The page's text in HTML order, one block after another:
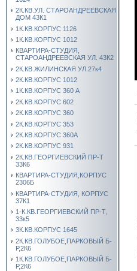
2К.КВ.УЛ. СТАРОАНДРЕЕВСКАЯ
ДОМ 43К1
1К.КВ.КОРПУС 1126
1К.КВ.КОРПУС 1012
КВАРТИРА-СТУДИЯ,
СТАРОАНДРЕЕВСКАЯ УЛ. 43К2
2К.КВ.ЖИЛИНСКАЯ УЛ.27к4
2К.КВ.КОРПУС 1012
1К.КВ.КОРПУС 360 А
2К.КВ.КОРПУС 602
2К.КВ.КОРПУС 360
2К.КВ.КОРПУС 353
2К.КВ.КОРПУС 360А
2К.КВ.КОРПУС 931
2К.КВ.ГЕОРГИЕВСКИЙ ПР-Т
33К6
КВАРТИРА-СТУДИЯ,КОРПУС
2306Б
КВАРТИРА-СТУДИЯ, КОРПУС
37К1
1-К.КВ.ГЕОРГИЕВСКИЙ ПР-Т,
33к5
3К.КВ.КОРПУС 1645
2К.КВ.ГОЛУБОЕ,ПАРКОВЫЙ Б-
Р,2К6
1К.КВ.ГОЛУБОЕ,ПАРКОВЫЙ Б-
Р,2К6